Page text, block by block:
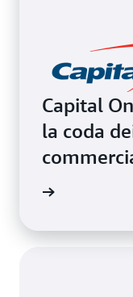
Capital
la coda